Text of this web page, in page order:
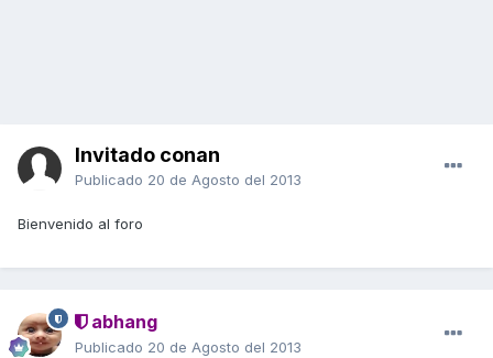
Invitado conan
Publicado 20 de Agosto del 2013
Bienvenido al foro
abhang
Publicado 20 de Agosto del 2013